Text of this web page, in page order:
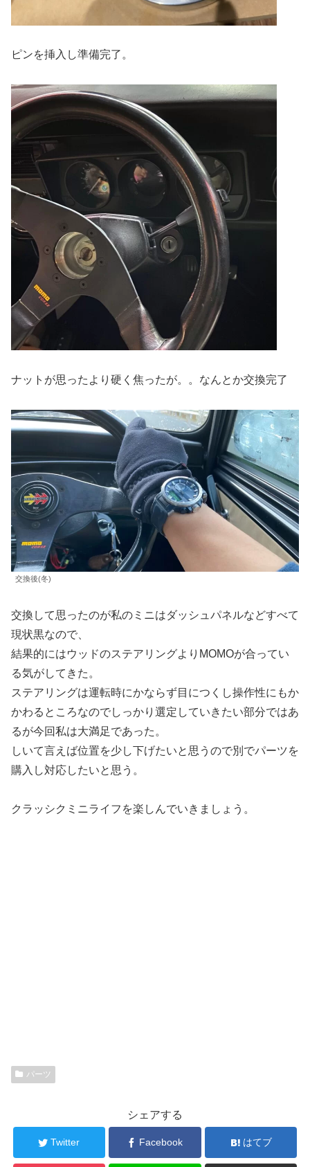
ピンを挿入し準備完了。
ナットが思ったより硬く焦ったが。。なんとか交換完了
交換後(冬)
交換して思ったのが私のミニはダッシュパネルなどすべて
現状黒なので、
結果的にはウッドのステアリングよりMOMOが合ってい
る気がしてきた。
ステアリングは運転時にかならず目につくし操作性にもか
かわるところなのでしっかり選定していきたい部分ではあ
るが今回私は大満足であった。
しいて言えば位置を少し下げたいと思うので別でパーツを
購入し対応したいと思う。
クラッシクミニライフを楽しんでいきましょう。
パーツ
シェアする
Twitter Facebook はてブ